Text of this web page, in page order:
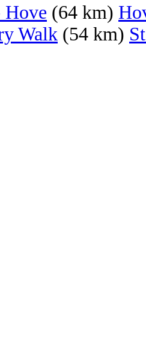
Hove (64 km)
Walk (54 km)